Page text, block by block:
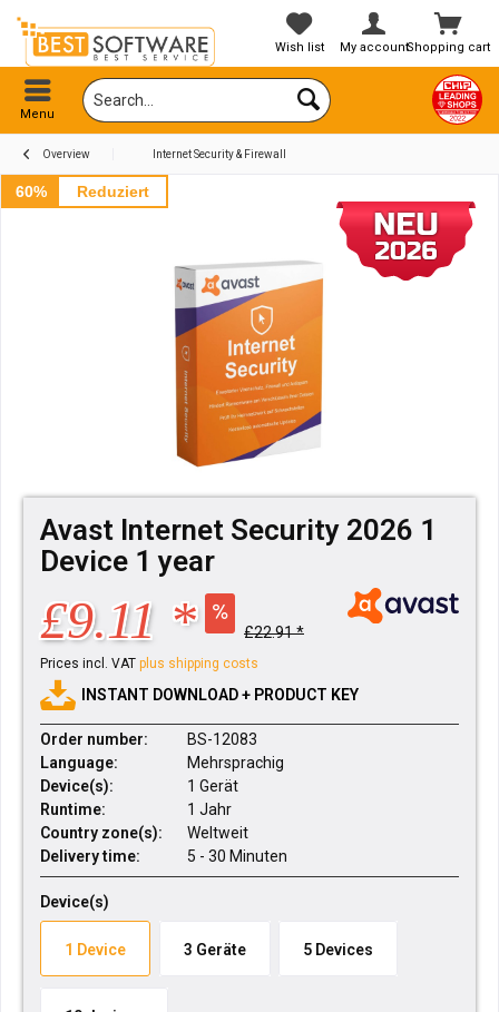
Shopping cart
Wish list My account
Menu
Overview Internet Security & Firewall
60% Reduziert
Avast Internet Security 2026 1
Device 1 year
£9.11 * £22.91 *
Prices incl. VAT plus shipping costs
INSTANT DOWNLOAD + PRODUCT KEY
Order number:
BS-12083
Language:
Mehrsprachig
Device(s):
1 Gerät
Runtime:
1 Jahr
Country zone(s):
Weltweit
Delivery time:
5 - 30 Minuten
Device(s)
1 Device 3 Geräte 5 Devices